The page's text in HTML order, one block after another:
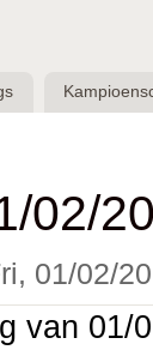
02/
01/02/
van 01/